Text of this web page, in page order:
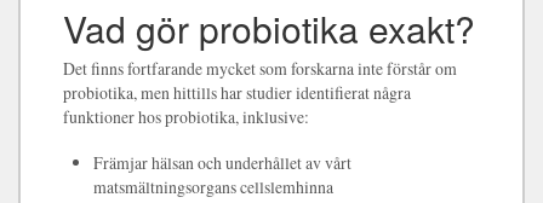
Vad gör probiotika exakt?
Det finns fortfarande mycket som forskarna inte förstår om
probiotika, men hittills har studier identifierat några
funktioner hos probiotika, inklusive:
Främjar hälsan och underhållet av vårt
matsmältningsorgans cellslemhinna